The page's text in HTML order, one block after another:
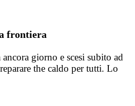
frontiera
giorno e scesi subito ad
the caldo per tutti. Lo